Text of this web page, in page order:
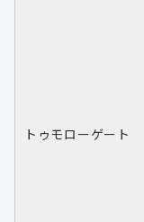
トゥモローゲート